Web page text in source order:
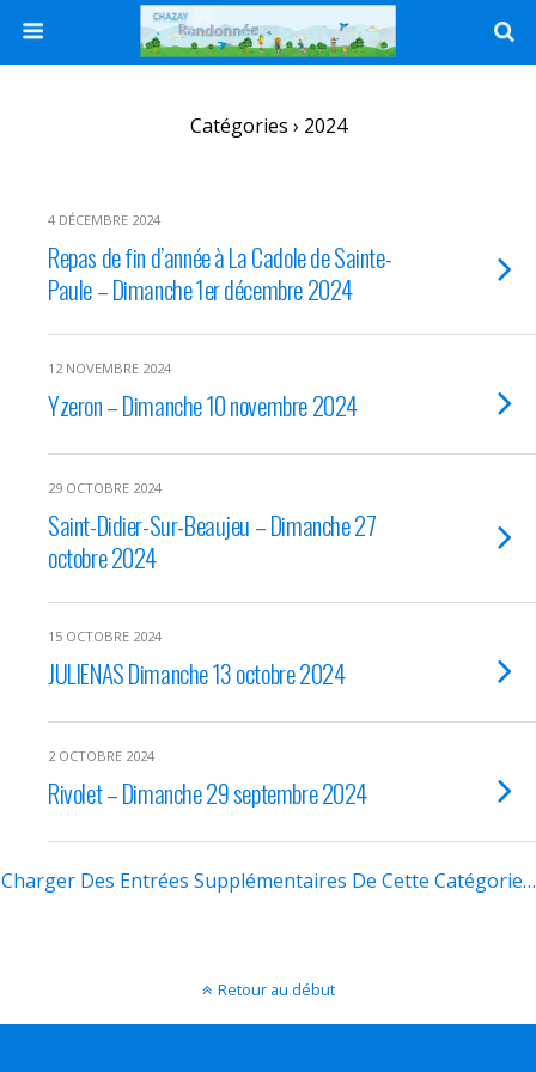
Catégories › 2024
4 DÉCEMBRE 2024
Repas de fin d’année à La Cadole de Sainte-
Paule – Dimanche 1er décembre 2024
12 NOVEMBRE 2024
Yzeron – Dimanche 10 novembre 2024
29 OCTOBRE 2024
Saint-Didier-Sur-Beaujeu – Dimanche 27
octobre 2024
15 OCTOBRE 2024
JULIENAS Dimanche 13 octobre 2024
2 OCTOBRE 2024
Rivolet – Dimanche 29 septembre 2024
Charger Des Entrées Supplémentaires De Cette Catégorie…
Retour au début